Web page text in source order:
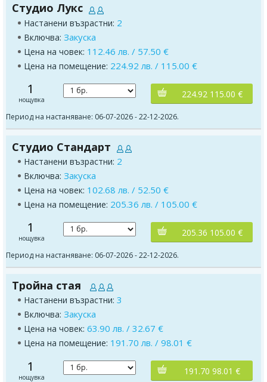
Студио Лукс
Настанени възрастни: 2
Включва: Закуска
Цена на човек: 112.46 лв. / 57.50 €
Цена на помещение: 224.92 лв. / 115.00 €
1
нощувка
224.92 115.00 €
Период на настаняване: 06-07-2026 - 22-12-2026.
Студио Стандарт
Настанени възрастни: 2
Включва: Закуска
Цена на човек: 102.68 лв. / 52.50 €
Цена на помещение: 205.36 лв. / 105.00 €
1
нощувка
205.36 105.00 €
Период на настаняване: 06-07-2026 - 22-12-2026.
Тройна стая
Настанени възрастни: 3
Включва: Закуска
Цена на човек: 63.90 лв. / 32.67 €
Цена на помещение: 191.70 лв. / 98.01 €
1
нощувка
191.70 98.01 €